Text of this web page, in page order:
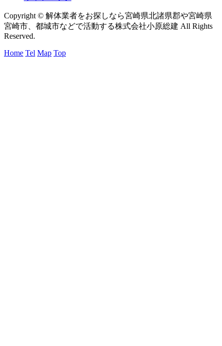
Copyright © 解体業者をお探しなら宮崎県北諸県郡や宮崎県
宮崎市、都城市などで活動する株式会社小原総建 All Rights
Reserved.
Home Tel Map Top